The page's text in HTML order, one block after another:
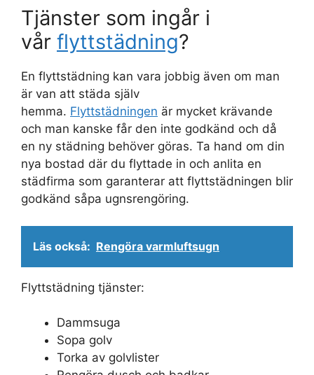
Tjänster som ingår i
vår flyttstädning?
En flyttstädning kan vara jobbig även om man
är van att städa själv
hemma. Flyttstädningen är mycket krävande
och man kanske får den inte godkänd och då
en ny städning behöver göras. Ta hand om din
nya bostad där du flyttade in och anlita en
städfirma som garanterar att flyttstädningen blir
godkänd såpa ugnsrengöring.
Läs också: Rengöra varmluftsugn
Flyttstädning tjänster:
Dammsuga
Sopa golv
Torka av golvlister